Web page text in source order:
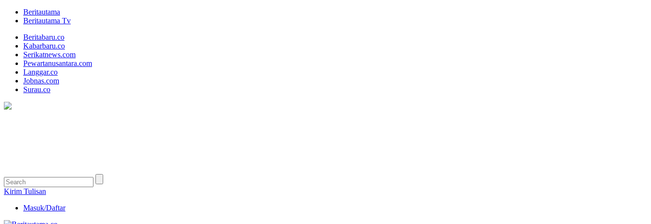
Beritautama
Beritautama Tv
Beritabaru.co
Kabarbaru.co
Serikatnews.com
Pewartanusantara.com
Langgar.co
Jobnas.com
Surau.co
Kirim Tulisan
Masuk/Daftar